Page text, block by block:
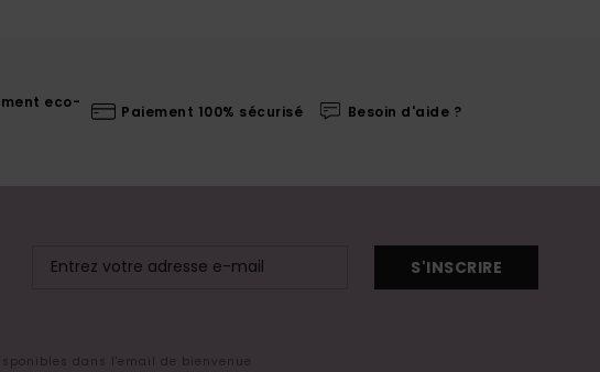
eco-
Paiement 100% sécurisé Besoin d'aide ?
S'INSCRIRE
dans l'email de bienvenue